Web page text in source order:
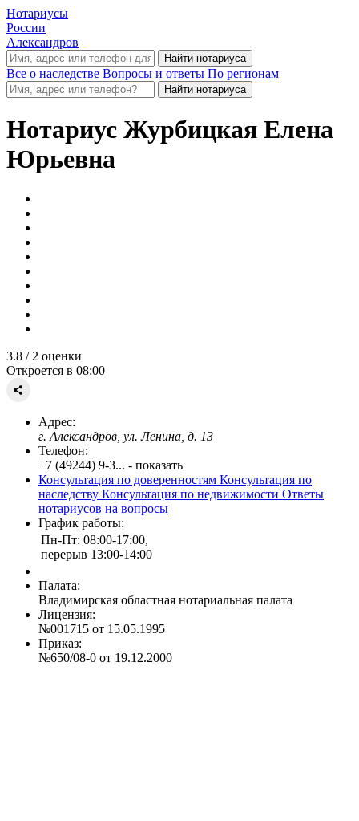
Нотариусы
России
Александров
Все о наследстве Вопросы и ответы По регионам
Нотариус Журбицкая Елена
Юрьевна
3.8 / 2 оценки
Откроется в 08:00
Адрес:
г. Александров, ул. Ленина, д. 13
Телефон:
+7 (49244) 9-3... - показать
Консультация по доверенностям Консультация по
наследству Консультация по недвижимости Ответы
нотариусов на вопросы
График работы:
Пн-Пт: 08:00-17:00,
перерыв 13:00-14:00
Палата:
Владимирская областная нотариальная палата
Лицензия:
№001715 от 15.05.1995
Приказ:
№650/08-0 от 19.12.2000